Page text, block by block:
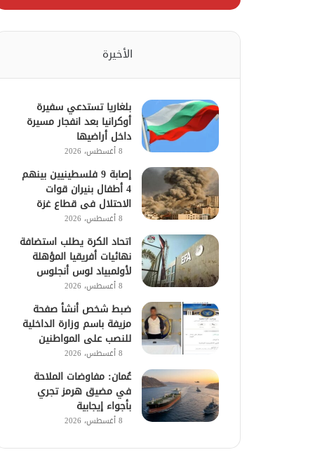
الأخيرة
بلغاريا تستدعي سفيرة
أوكرانيا بعد انفجار مسيرة
داخل أراضيها
8 أغسطس، 2026
إصابة 9 فلسطينيين بينهم
4 أطفال بنيران قوات
الاحتلال فى قطاع غزة
8 أغسطس، 2026
اتحاد الكرة يطلب استضافة
نهائيات أفريقيا المؤهلة
لأولمبياد لوس أنجلوس
8 أغسطس، 2026
ضبط شخص أنشأ صفحة
مزيفة باسم وزارة الداخلية
للنصب على المواطنين
8 أغسطس، 2026
عُمان: مفاوضات الملاحة
في مضيق هرمز تجري
بأجواء إيجابية
8 أغسطس، 2026